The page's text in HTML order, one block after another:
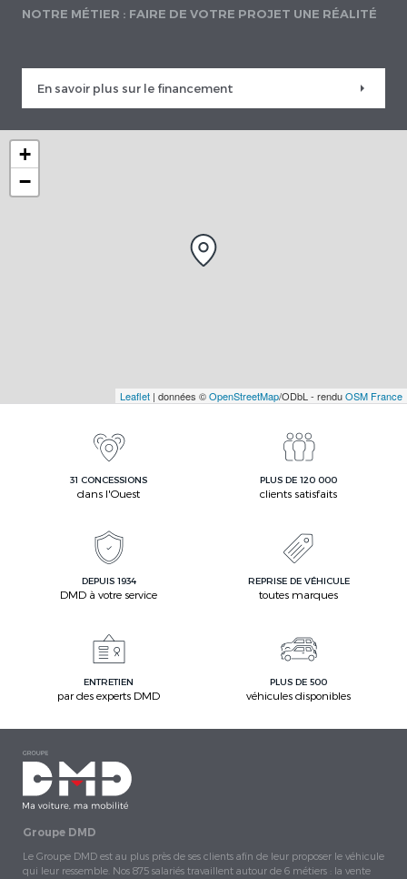
NOTRE MÉTIER : FAIRE DE VOTRE PROJET UNE RÉALITÉ
En savoir plus sur le financement
+
−
Leaflet | données ©OpenStreetMap/ODbL - renduOSM France
31 CONCESSIONS
dans l'Ouest
PLUS DE 120 000
clients satisfaits
DEPUIS 1934
DMD à votre service
REPRISE DE VÉHICULE
toutes marques
ENTRETIEN
par des experts DMD
PLUS DE 500
véhicules disponibles
Groupe DMD
Le Groupe DMD est au plus près de ses clients afin de leur proposer le véhicule
qui leur ressemble. Nos 875 salariés travaillent autour de 6 métiers : la vente